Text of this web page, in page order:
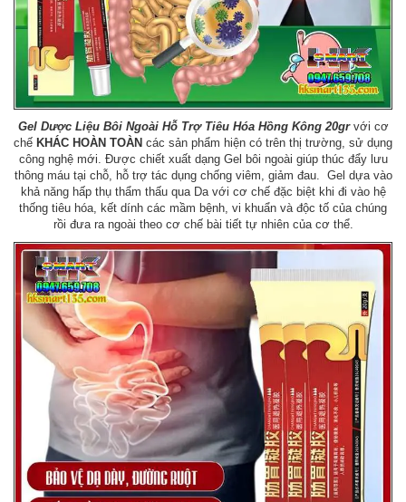
Gel Dược Liệu Bôi Ngoài Hỗ Trợ Tiêu Hóa Hồng Kông 20gr với cơ
chế KHÁC HOÀN TOÀN các sản phẩm hiện có trên thị trường, sử dụng
công nghệ mới. Được chiết xuất dạng Gel bôi ngoài giúp thúc đẩy lưu
thông máu tại chỗ, hỗ trợ tác dụng chống viêm, giảm đau. Gel dựa vào
khả năng hấp thụ thẩm thấu qua Da với cơ chế đặc biệt khi đi vào hệ
thống tiêu hóa, kết dính các mầm bệnh, vi khuẩn và độc tố của chúng
rồi đưa ra ngoài theo cơ chế bài tiết tự nhiên của cơ thể.